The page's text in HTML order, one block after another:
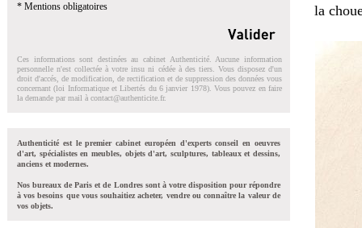
* Mentions obligatoires
Ces informations sont destinées au cabinet Authenticité. Aucune information
personnelle n'est collectée à votre insu ni cédée à des tiers. Vous disposez d'un
droit d'accés, de modification, de rectification et de suppression des données vous
concernant (loi Informatique et Libertés du 6 janvier 1978). Vous pouvez en faire
la demande par mail à contact@authenticite.fr.
Authenticité est le premier cabinet européen d'experts conseil en oeuvres
d'art, spécialistes en meubles, objets d'art, sculptures, tableaux et dessins,
anciens et modernes.
Nos bureaux de Paris et de Londres sont à votre disposition pour répondre
à vos besoins que vous souhaitiez acheter, vendre ou connaître la valeur de
vos objets.
la